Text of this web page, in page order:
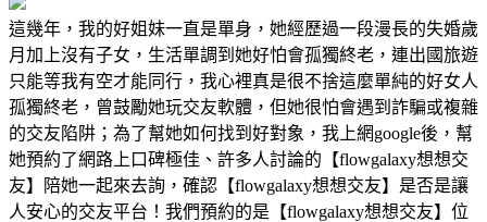
這幾年，我的好姐妹一直是單身，她經歷過一段漫長的失婚歲
月加上沒有子女，生活單調到她好怕會孤獨終老，連出國旅遊
只能等我有空才能同行，我心裡真是很不捨這麼單純的好女人
孤獨終老，曾鼓勵她玩交友軟體，但她很怕會遇到詐騙或複雜
的交友陷阱；為了幫她如何找到好對象，我上網google後，幫
她預約了網路上口碑極佳、許多人討論的【flowgalaxy想想交
友】陪她一起來去詢，確認【flowgalaxy想想交友】是否是讓
人安心的交友平台！我們預約的是【flowgalaxy想想交友】位